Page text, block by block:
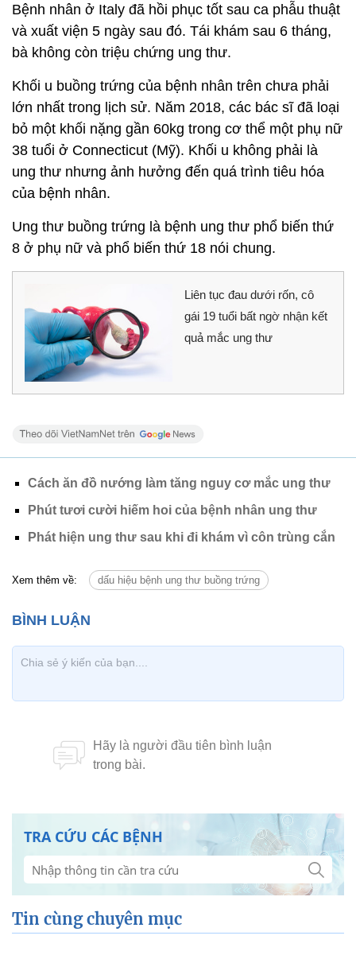
Bệnh nhân ở Italy đã hồi phục tốt sau ca phẫu thuật
và xuất viện 5 ngày sau đó. Tái khám sau 6 tháng,
bà không còn triệu chứng ung thư.
Khối u buồng trứng của bệnh nhân trên chưa phải
lớn nhất trong lịch sử. Năm 2018, các bác sĩ đã loại
bỏ một khối nặng gần 60kg trong cơ thể một phụ nữ
38 tuổi ở Connecticut (Mỹ). Khối u không phải là
ung thư nhưng ảnh hưởng đến quá trình tiêu hóa
của bệnh nhân.
Ung thư buồng trứng là bệnh ung thư phổ biến thứ
8 ở phụ nữ và phổ biến thứ 18 nói chung.
Liên tục đau dưới rốn, cô
gái 19 tuổi bất ngờ nhận kết
quả mắc ung thư
Cách ăn đồ nướng làm tăng nguy cơ mắc ung thư
Phút tươi cười hiếm hoi của bệnh nhân ung thư
Phát hiện ung thư sau khi đi khám vì côn trùng cắn
Xem thêm về: dấu hiệu bệnh ung thư buồng trứng
TRA CỨU CÁC BỆNH
Tin cùng chuyên mục